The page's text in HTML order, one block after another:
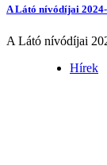
A Látó nívódíjai
A Látó nívódíjai
Hírek